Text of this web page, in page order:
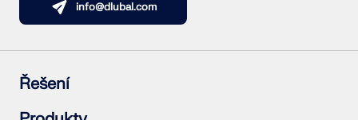
info@dlubal.com
Řešení
Železobetonové konstrukce